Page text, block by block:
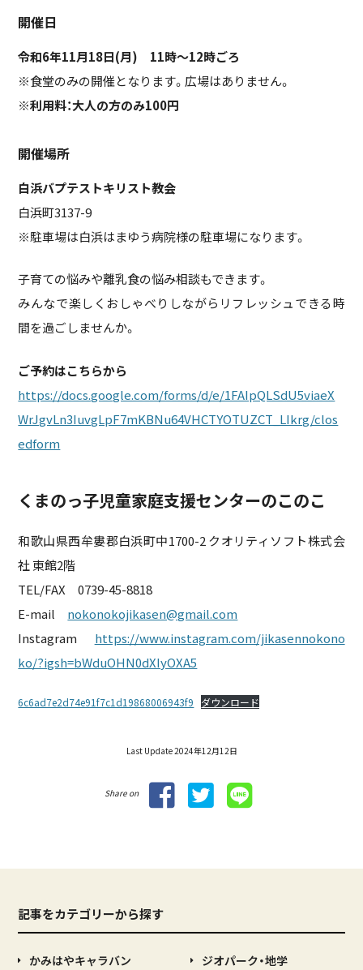
開催日
令和6年11月18日(月) 11時～12時ごろ
※食堂のみの開催となります。広場はありません。
※利用料：大人の方のみ100円
開催場所
白浜バプテストキリスト教会
白浜町3137-9
※駐車場は白浜はまゆう病院様の駐車場になります。
子育ての悩みや離乳食の悩み相談もできます。
みんなで楽しくおしゃべりしながらリフレッシュできる時
間を過ごしませんか。
ご予約はこちらから
https://docs.google.com/forms/d/e/1FAIpQLSdU5viaeX
WrJgvLn3IuvgLpF7mKBNu64VHCTYOTUZCT_LIkrg/clos
edform
くまのっ子児童家庭支援センターのこのこ
和歌山県西牟婁郡白浜町中1700-2 クオリティソフト株式会
社 東館2階
TEL/FAX 0739-45-8818
E-mail nokonokojikasen@gmail.com
Instagram https://www.instagram.com/jikasennokono
ko/?igsh=bWduOHN0dXIyOXA5
6c6ad7e2d74e91f7c1d19868006943f9 ダウンロード
Last Update 2024年12月12日
Share on
記事をカテゴリーから探す
かみはやキャラバン
ジオパーク・地学